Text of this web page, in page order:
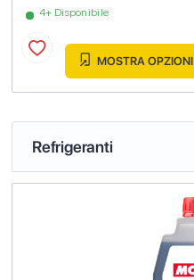
4+ Disponibile
MOSTRA OPZIONI
Refrigeranti